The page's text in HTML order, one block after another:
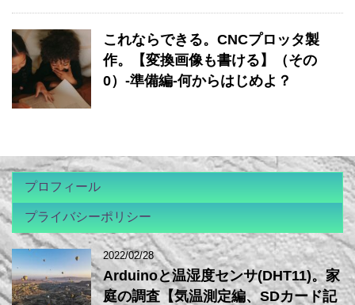
これならできる。CNCプロッタ製
作。【変換画像も書ける】（その
0）-準備編-何からはじめよ？
プロフィール
プライバシーポリシー
2022/02/28
Arduinoと温湿度センサ(DHT11)。家
庭の調査【気温測定編、SDカード記